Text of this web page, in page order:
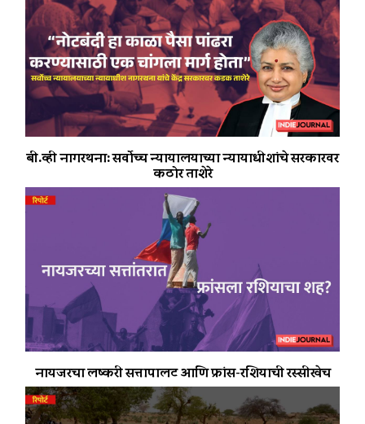
बी.व्ही नागरथना: सर्वोच्च न्यायालयाच्या न्यायाधीशांचे सरकारवर
कठोर ताशेरे
नायजरचा लष्करी सत्तापालट आणि फ्रांस-रशियाची रस्सीखेच